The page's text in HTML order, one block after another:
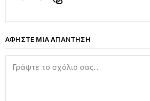
ΑΦΗΣΤΕ ΜΙΑ ΑΠΑΝΤΗΣΗ